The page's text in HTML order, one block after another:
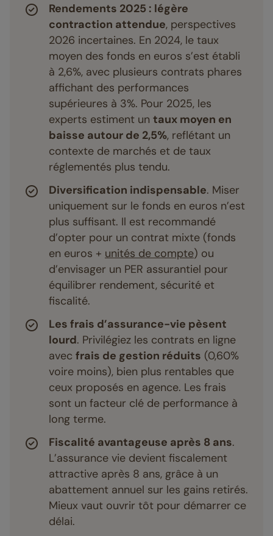
Rendements 2025 : légère
contraction attendue, perspectives
2026 incertaines. En 2024, le taux
moyen des fonds en euros s’est établi
à 2,6%, avec plusieurs contrats phares
affichant des performances
supérieures à 3%. Pour 2025, les
experts estiment un taux moyen en
baisse autour de 2,5%, reflétant un
contexte de marchés et de taux
réglementés plus tendu.
Diversification indispensable. Miser
uniquement sur le fonds en euros n’est
plus suffisant. Il est recommandé
d’opter pour un contrat mixte (fonds
en euros + unités de compte) ou
d’envisager un PER assurantiel pour
équilibrer rendement, sécurité et
fiscalité.
Les frais d’assurance-vie pèsent
lourd. Privilégiez les contrats en ligne
avec frais de gestion réduits (0,60%
voire moins), bien plus rentables que
ceux proposés en agence. Les frais
sont un facteur clé de performance à
long terme.
Fiscalité avantageuse après 8 ans.
L’assurance vie devient fiscalement
attractive après 8 ans, grâce à un
abattement annuel sur les gains retirés.
Mieux vaut ouvrir tôt pour démarrer ce
délai.